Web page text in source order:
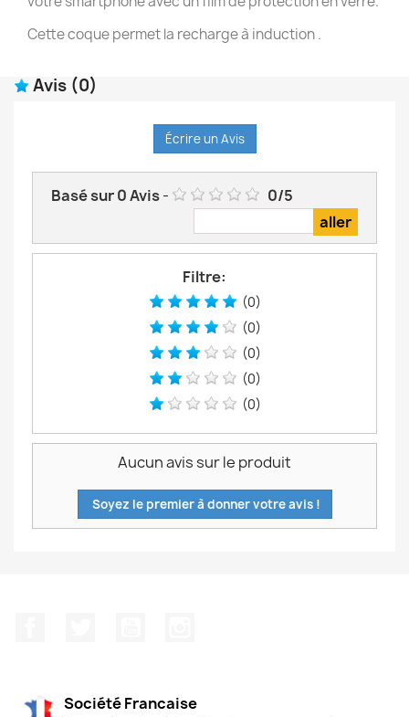
Cette coque permet la recharge à induction .
Avis (0)
Écrire un Avis
Basé sur0Avis- 0/5
Filtre:
(0)
(0)
(0)
(0)
(0)
Aucun avis sur le produit
Soyez le premier à donner votre avis !
Société Francaise